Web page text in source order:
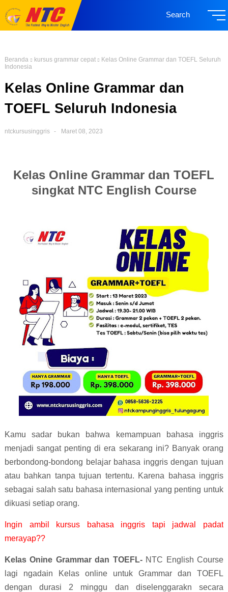
Search
Beranda kursus grammar cepat
Kelas Online Grammar dan TOEFL Seluruh
Indonesia
Kelas Online Grammar dan
TOEFL Seluruh Indonesia
ntckursusinggris Maret 08, 2023
Kelas Online Grammar dan TOEFL
singkat NTC English Course
Kamu sadar bukan bahwa kemampuan bahasa inggris
menjadi sangat penting di era sekarang ini? Banyak orang
berbondong-bondong belajar bahasa inggris dengan tujuan
atau bahkan tanpa tujuan tertentu. Karena bahasa inggris
sebagai salah satu bahasa internasional yang penting untuk
dikuasi setiap orang.
Ingin ambil kursus bahasa inggris tapi jadwal padat
merayap??
Kelas Onine Grammar dan TOEFL- NTC English Course
lagi ngadain Kelas online untuk Grammar dan TOEFL
dengan durasi 2 minggu dan diselenggarakn secara